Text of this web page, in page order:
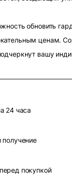
обновить
ценам.
вашу
24 часа
получение
покупкой